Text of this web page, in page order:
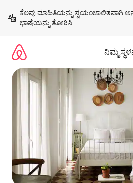
ಹೋಗಿ
ಕೆಲವು ಮಾಹಿತಿಯನ್ನು ಸ್ವಯಂಚಾಲಿತವಾಗಿ
ಭಾಷೆಯನ್ನು ತೋರಿಸಿ
ನಿಮ್ಮ